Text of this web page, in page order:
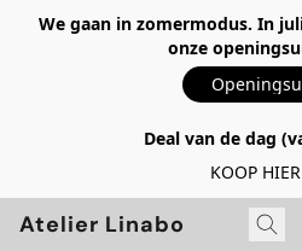
We gaan in zomermodus. In
onze
Deal van de dag
KOOP HIER
Atelier Linabo